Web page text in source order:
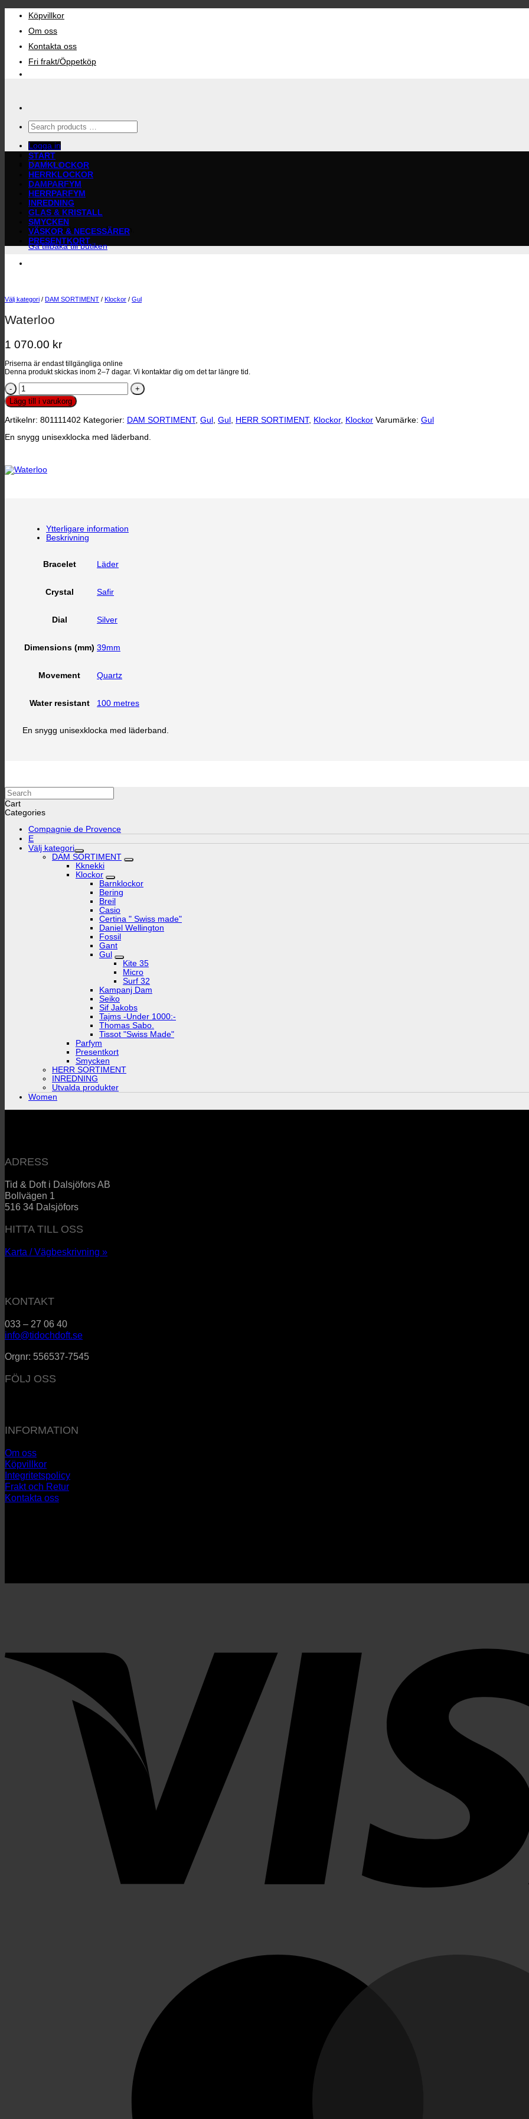
content
Köpvillkor
Om oss
Kontakta oss
Fri frakt/Öppetköp
Search
products
…Logga in
Varukorg
Inga produkter i varukorgen.
Gå tillbaka till butiken
START
DAMKLOCKOR
HERRKLOCKOR
DAMPARFYM
HERRPARFYM
INREDNING
GLAS & KRISTALL
SMYCKEN
VÄSKOR & NECESSÄRER
PRESENTKORT
Välj kategori / DAM SORTIMENT / Klockor / Gul
Waterloo
1 070.00 kr
Priserna är endast tillgängliga online
Denna produkt skickas inom 2–7 dagar. Vi kontaktar dig om det tar längre tid.
Waterloo
mängd
Lägg till i varukorg
Artikelnr: 801111402 Kategorier: DAM SORTIMENT, Gul , Gul , HERR SORTIMENT, Klockor, Klockor Varumärke: Gul
En snygg unisexklocka med läderband.
Ytterligare information
Beskrivning
Bracelet Läder
Crystal Safir
Dial Silver
Dimensions (mm) 39mm
Movement Quartz
Water resistant 100 metres
En snygg unisexklocka med läderband.
Search
Cart
Categories
Compagnie de Provence
E
Välj kategori
DAM SORTIMENT
Kknekki
Klockor
Barnklockor
Bering
Breil
Casio
Certina " Swiss made"
Daniel Wellington
Fossil
Gant
Gul
Kite 35
Micro
Surf 32
Kampanj Dam
Seiko
Sif Jakobs
Tajms -Under 1000:-
Thomas Sabo.
Tissot "Swiss Made"
Parfym
Presentkort
Smycken
HERR SORTIMENT
INREDNING
Utvalda produkter
Women
ADRESS
Tid & Doft i Dalsjöfors AB
Bollvägen 1
516 34 Dalsjöfors
HITTA TILL OSS
Karta / Vägbeskrivning »
KONTAKT
033 – 27 06 40
info@tidochdoft.se
Orgnr: 556537-7545
FÖLJ OSS
INFORMATION
Om oss
Köpvillkor
Integritetspolicy
Frakt och Retur
Kontakta oss